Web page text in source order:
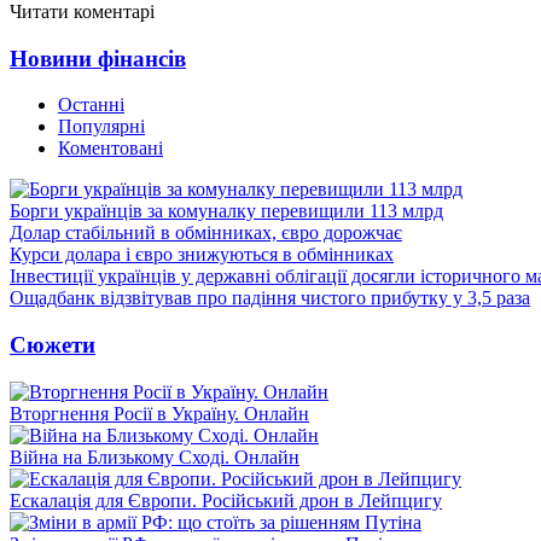
Читати коментарі
Новини фінансів
Останні
Популярні
Коментовані
Борги українців за комуналку перевищили 113 млрд
Долар стабільний в обмінниках, євро дорожчає
Курси долара і євро знижуються в обмінниках
Інвестиції українців у державні облігації досягли історичного
Ощадбанк відзвітував про падіння чистого прибутку у 3,5 раза
Сюжети
Вторгнення Росії в Україну. Онлайн
Війна на Близькому Сході. Онлайн
Ескалація для Європи. Російський дрон в Лейпцигу